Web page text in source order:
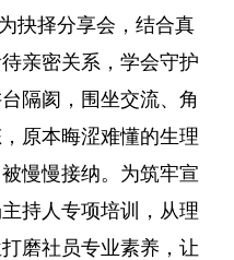
抉择分享会，结合真
亲密关系，学会守护
隔阂，围坐交流、角
原本晦涩难懂的生理
慢慢接纳。为筑牢宣
持人专项培训，从理
磨社员专业素养，让